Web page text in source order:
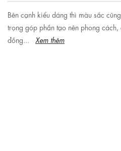
Bên cạnh kiểu dáng thì màu sắc
trọng góp phần tạo nên phong
đồng...
Xem thêm